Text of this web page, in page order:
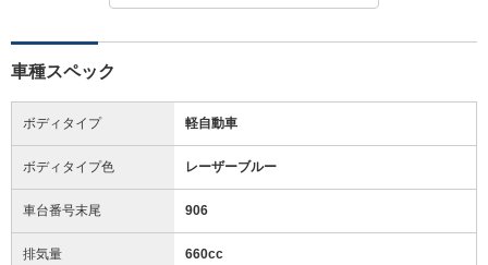
車種スペック
ボディタイプ 軽自動車
ボディタイプ色 レーザーブルー
車台番号末尾 906
排気量 660cc